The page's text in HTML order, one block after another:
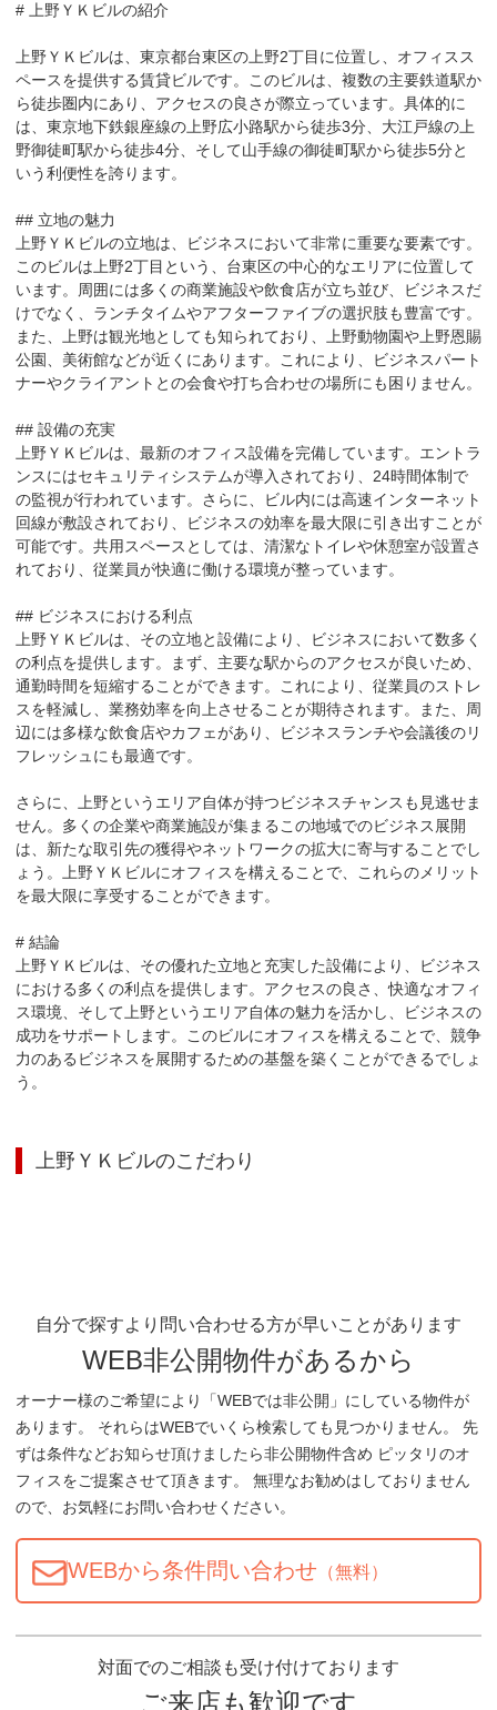
# 上野ＹＫビルの紹介
上野ＹＫビルは、東京都台東区の上野2丁目に位置し、オフィスス
ペースを提供する賃貸ビルです。このビルは、複数の主要鉄道駅か
ら徒歩圏内にあり、アクセスの良さが際立っています。具体的に
は、東京地下鉄銀座線の上野広小路駅から徒歩3分、大江戸線の上
野御徒町駅から徒歩4分、そして山手線の御徒町駅から徒歩5分と
いう利便性を誇ります。
## 立地の魅力
上野ＹＫビルの立地は、ビジネスにおいて非常に重要な要素です。
このビルは上野2丁目という、台東区の中心的なエリアに位置して
います。周囲には多くの商業施設や飲食店が立ち並び、ビジネスだ
けでなく、ランチタイムやアフターファイブの選択肢も豊富です。
また、上野は観光地としても知られており、上野動物園や上野恩賜
公園、美術館などが近くにあります。これにより、ビジネスパート
ナーやクライアントとの会食や打ち合わせの場所にも困りません。
## 設備の充実
上野ＹＫビルは、最新のオフィス設備を完備しています。エントラ
ンスにはセキュリティシステムが導入されており、24時間体制で
の監視が行われています。さらに、ビル内には高速インターネット
回線が敷設されており、ビジネスの効率を最大限に引き出すことが
可能です。共用スペースとしては、清潔なトイレや休憩室が設置さ
れており、従業員が快適に働ける環境が整っています。
## ビジネスにおける利点
上野ＹＫビルは、その立地と設備により、ビジネスにおいて数多く
の利点を提供します。まず、主要な駅からのアクセスが良いため、
通勤時間を短縮することができます。これにより、従業員のストレ
スを軽減し、業務効率を向上させることが期待されます。また、周
辺には多様な飲食店やカフェがあり、ビジネスランチや会議後のリ
フレッシュにも最適です。
さらに、上野というエリア自体が持つビジネスチャンスも見逃せま
せん。多くの企業や商業施設が集まるこの地域でのビジネス展開
は、新たな取引先の獲得やネットワークの拡大に寄与することでし
ょう。上野ＹＫビルにオフィスを構えることで、これらのメリット
を最大限に享受することができます。
# 結論
上野ＹＫビルは、その優れた立地と充実した設備により、ビジネス
における多くの利点を提供します。アクセスの良さ、快適なオフィ
ス環境、そして上野というエリア自体の魅力を活かし、ビジネスの
成功をサポートします。このビルにオフィスを構えることで、競争
力のあるビジネスを展開するための基盤を築くことができるでしょ
う。
上野ＹＫビルのこだわり
自分で探すより問い合わせる方が早いことがあります
WEB非公開物件があるから
オーナー様のご希望により「WEBでは非公開」にしている物件が
あります。 それらはWEBでいくら検索しても見つかりません。 先
ずは条件などお知らせ頂けましたら非公開物件含め ピッタリのオ
フィスをご提案させて頂きます。 無理なお勧めはしておりません
ので、お気軽にお問い合わせください。
WEBから条件問い合わせ （無料）
対面でのご相談も受け付けております
ご来店も歓迎です